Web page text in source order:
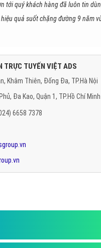
tới quý khách hàng đã luôn tin
quả suốt chặng đường 9 năm
TRỰC TUYẾN VIỆT ADS
Khâm Thiên, Đống Đa, TP.Hà Nội
Đa Kao, Quận 1, TP.Hồ Chí Minh
6658 7378